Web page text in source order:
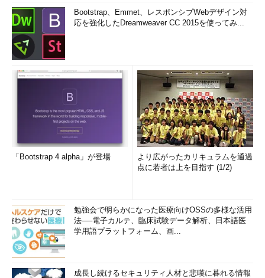
Bootstrap、Emmet、レスポンシブWebデザイン対
応を強化したDreamweaver CC 2015を使ってみ...
「Bootstrap 4 alpha」が登場
より広がったカリキュラムを通過
点に若者は上を目指す (1/2)
勉強会で明らかになった医療向けOSSの多様な活用
法──電子カルテ、臨床試験データ解析、日本語医
学用語プラットフォーム、画...
成長し続けるセキュリティ人材と悲嘆に暮れる情報